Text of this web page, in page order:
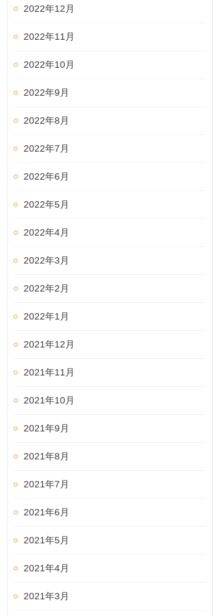
2022年12月
2022年11月
2022年10月
2022年9月
2022年8月
2022年7月
2022年6月
2022年5月
2022年4月
2022年3月
2022年2月
2022年1月
2021年12月
2021年11月
2021年10月
2021年9月
2021年8月
2021年7月
2021年6月
2021年5月
2021年4月
2021年3月